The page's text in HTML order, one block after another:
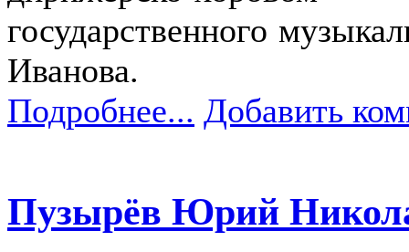
государственного
Иванова.
Подробнее... Добавить
Пузырёв Юрий